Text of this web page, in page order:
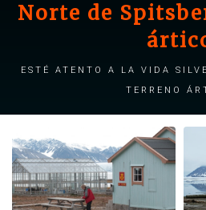
Norte de
Esté atento a la vida
terreno